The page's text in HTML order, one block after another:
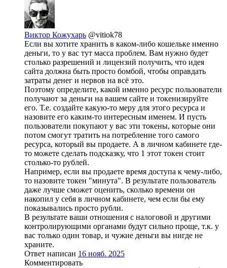
Виктор Кожухарь @vitiok78
Если вы хотите хранить в каком-либо кошельке именно
деньги, то у вас тут масса проблем. Вам нужно будет
столько разрешений и лицензий получить, что идея
сайта должна быть просто бомбой, чтобы оправдать
затраты денег и нервов на всё это.
Поэтому определите, какой именно ресурс пользователи
получают за деньги на вашем сайте и токенизируйте
его. Т.е. создайте какую-то меру для этого ресурса и
назовите его каким-то интересным именем. И пусть
пользователи покупают у вас эти токены, которые они
потом смогут тратить на потребление того самого
ресурса, который вы продаете. А в личном кабинете где-
то можете сделать подсказку, что 1 этот токен стоит
столько-то рублей.
Например, если вы продаете время доступа к чему-либо,
то назовите токен "минута". В результате пользователь
даже лучше сможет оценить, сколько времени он
накопил у себя в личном кабинете, чем если бы ему
показывались просто рубли.
В результате ваши отношения с налоговой и другими
контролирующими органами будут сильно проще, т.к. у
вас только один товар, и чужие деньги вы нигде не
храните.
Ответ написан 16 нояб. 2025
Комментировать